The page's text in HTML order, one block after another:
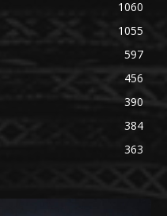
1060
1055
597
456
390
384
363